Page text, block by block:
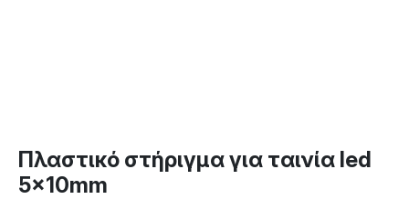
Πλαστικό στήριγμα για ταινία led
5x10mm